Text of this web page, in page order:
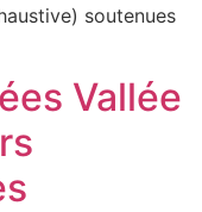
soutenues
Vallée